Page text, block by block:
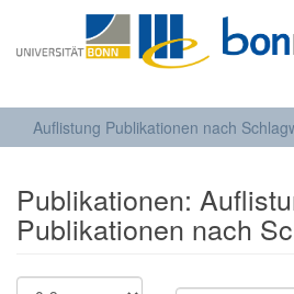
Auflistung Publikationen nach
Publikationen:
Publikationen nach